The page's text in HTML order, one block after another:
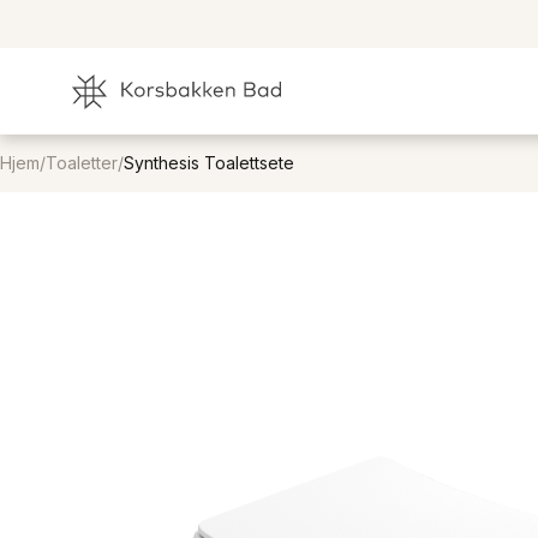
Hjem/Toaletter/Synthesis Toalettsete